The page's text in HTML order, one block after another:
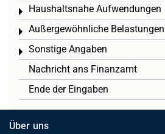
Haushaltsnahe Aufwendungen
Toggle menu
Außergewöhnliche Belastungen
Toggle menu
Sonstige Angaben
Toggle menu
Nachricht ans Finanzamt
Ende der Eingaben
Über uns